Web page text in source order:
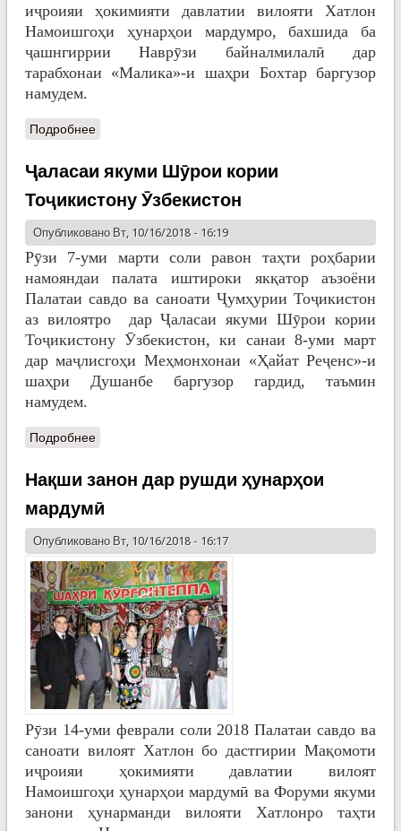
иҷроияи ҳокимияти давлатии вилояти Хатлон
Намоишгоҳи ҳунарҳои мардумро, бахшида ба
ҷашнгиррии Наврӯзи байналмилалӣ дар
тарабхонаи «Малика»-и шаҳри Бохтар баргузор
намудем.
Подробнее
Ҷаласаи якуми Шӯрои кории
Тоҷикистону Ӯзбекистон
Опубликовано Вт, 10/16/2018 - 16:19
Рӯзи 7-уми марти соли равон таҳти роҳбарии
намояндаи палата иштироки якқатор аъзоёни
Палатаи савдо ва саноати Ҷумҳурии Тоҷикистон
аз вилоятро дар Ҷаласаи якуми Шӯрои кории
Тоҷикистону Ӯзбекистон, ки санаи 8-уми март
дар маҷлисгоҳи Меҳмонхонаи «Ҳайат Реҷенс»-и
шаҳри Душанбе баргузор гардид, таъмин
намудем.
Подробнее
Нақши занон дар рушди ҳунарҳои
мардумӣ
Опубликовано Вт, 10/16/2018 - 16:17
Рӯзи 14-уми феврали соли 2018 Палатаи савдо ва
саноати вилоят Хатлон бо дастгирии Мақомоти
иҷроияи ҳокимияти давлатии вилоят
Намоишгоҳи ҳунарҳои мардумӣ ва Форуми якуми
занони ҳунарманди вилояти Хатлонро таҳти